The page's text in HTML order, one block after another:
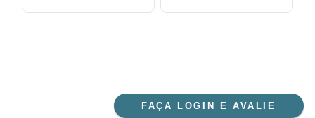
FAÇA LOGIN E AVALIE